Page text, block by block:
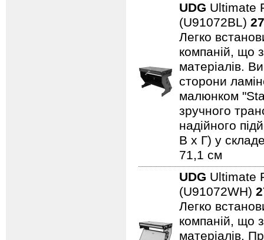
UDG Ultimate
(U91072BL)
Легко
компаній, що
матеріалів.
сторони
малюнком
зручного
надійного
В x Г) у
71,1 см
UDG Ultimate
(U91072WH)
Легко
компаній, що
матеріалів.